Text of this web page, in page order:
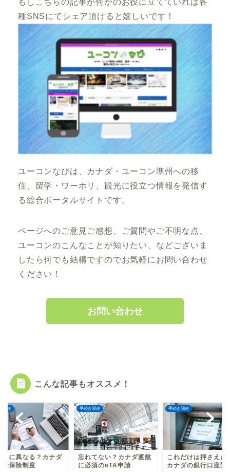
もしこちらの記事が何かのお役に立てていれば各
種SNSにてシェア頂けると嬉しいです！
ユーコンなびは、カナダ・ユーコン準州への移
住、留学・ワーホリ、観光に役立つ情報を発信す
る総合ポータルサイトです。
ページへのご意見ご感想、ご質問やご不明な点、
ユーコンのこんなことが知りたい、などございま
したら何でも結構ですのでお気軽にお問い合わせ
ください！
お問い合わせ
こんな記事もオススメ！
関連
とに異なる？カナダ
康保険制度
手続き関連
忘れてない？カナダ渡航
に必須のeTA申請
手続き関連
これだけは押さえた
カナダの銀行口座開